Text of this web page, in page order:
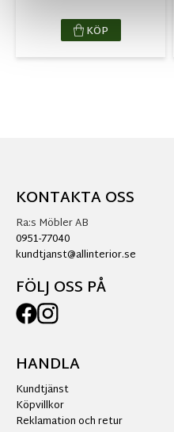
KÖP
KONTAKTA OSS
Ra:s Möbler AB
0951-77040
kundtjanst@allinterior.se
FÖLJ OSS PÅ
HANDLA
Kundtjänst
Köpvillkor
Reklamation och retur